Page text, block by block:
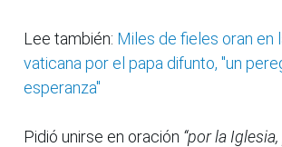
Lee también: Miles de fieles oran en
vaticana por el papa difunto, "un
esperanza"
Pidió unirse en oración “por la